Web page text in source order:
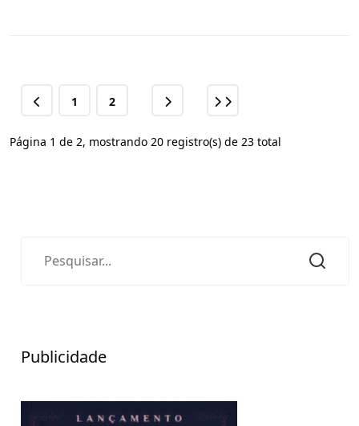
1 2
Página 1 de 2, mostrando 20 registro(s) de 23 total
Publicidade